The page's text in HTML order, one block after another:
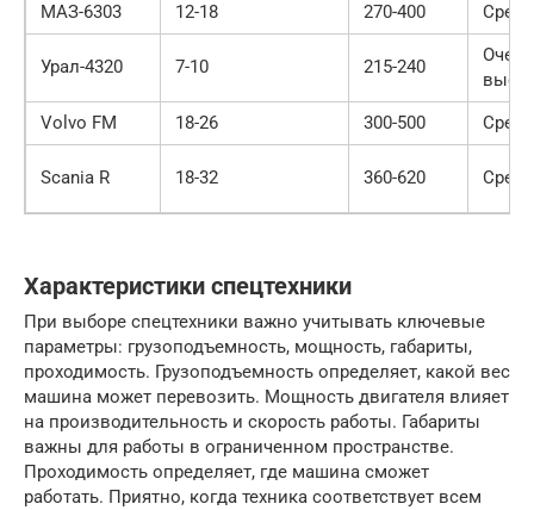
МАЗ-6303
12-18 270-400
Урал-4320 7-10 215-240
Очень
Volvo FM
18-26 300-500
Scania R 18-32 360-620
Характеристики спецтехники
При выборе спецтехники важно учитывать ключевые
параметры: грузоподъемность, мощность, габариты,
проходимость. Грузоподъемность определяет, какой вес
машина может перевозить. Мощность двигателя влияет
на производительность и скорость работы. Габариты
важны для работы в ограниченном пространстве.
Проходимость определяет, где машина сможет
работать. Приятно, когда техника соответствует всем